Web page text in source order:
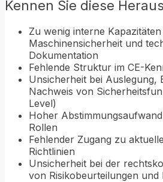
Kennen Sie diese
Zu wenig interne
Maschinensicherheit und
Dokumentation
Fehlende Struktur im CE-
Unsicherheit bei Auslegung,
Nachweis von
Level)
Hoher
Rollen
Fehlender Zugang zu
Richtlinien
Unsicherheit bei der
von Risikobeurteilungen und